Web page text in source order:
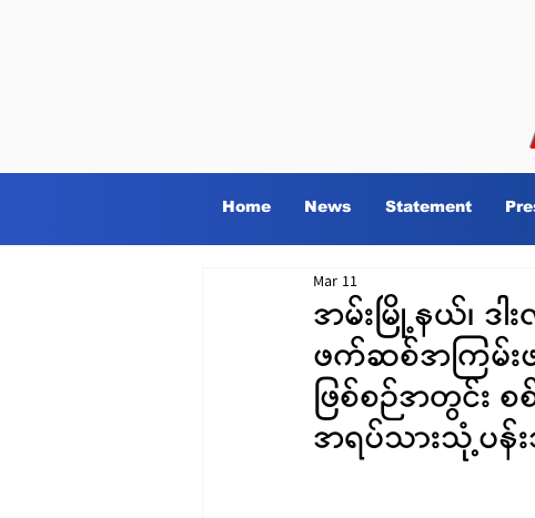
အမ်းမြို့နယ်၊ ဒါ
ဖက်ဆစ်အကြမ်း
ဖြစ်စဉ်အတွင်း
အရပ်သားသုံ့ပန်
Mar 11
Home News Statement